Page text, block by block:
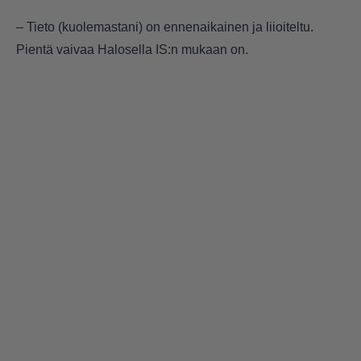
– Tieto (kuolemastani) on ennenaikainen ja liioiteltu.
Pientä vaivaa Halosella IS:n mukaan on.